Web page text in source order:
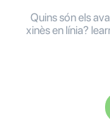
Quins són els
xinès en línia?